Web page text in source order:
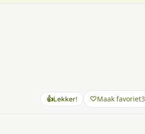
👍Lekker! Maak favoriet3